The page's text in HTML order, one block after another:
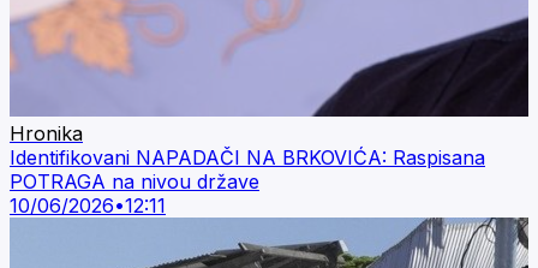
Hronika
Identifikovani NAPADAČI NA BRKOVIĆA: Raspisana
POTRAGA na nivou države
10/06/2026•12:11